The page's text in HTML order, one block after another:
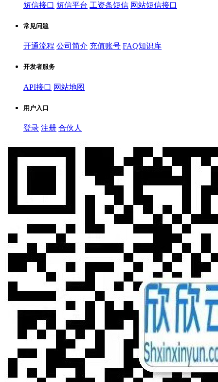
短信接口 短信平台 工资条短信 网站短信接口
常见问题
开通流程 公司简介 充值账号 FAQ知识库
开发者服务
API接口 网站地图
用户入口
登录 注册 合伙人